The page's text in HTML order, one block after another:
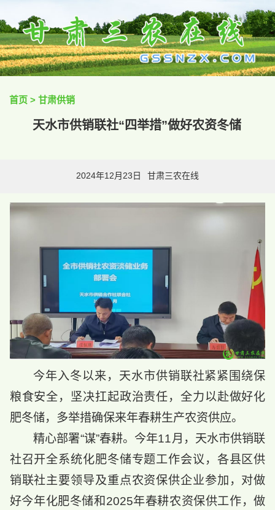
首页 > 甘肃供销
天水市供销联社“四举措”做好农资冬储
2024年12月23日 甘肃三农在线
今年入冬以来，天水市供销联社紧紧围绕保
粮食安全，坚决扛起政治责任，全力以赴做好化
肥冬储，多举措确保来年春耕生产农资供应。
精心部署“谋”春耕。今年11月，天水市供销联
社召开全系统化肥冬储专题工作会议，各县区供
销联社主要领导及重点农资保供企业参加，对做
好今年化肥冬储和2025年春耕农资保供工作，做